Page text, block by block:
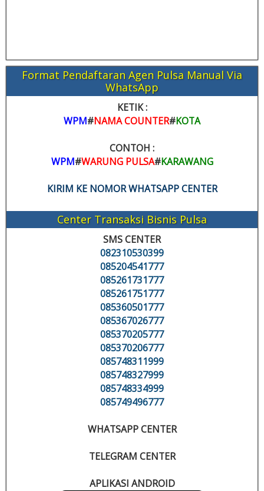
Format Pendaftaran Agen Pulsa Manual Via
WhatsApp
KETIK :
WPM#NAMA COUNTER#KOTA
CONTOH :
WPM#WARUNG PULSA#KARAWANG
KIRIM KE NOMOR WHATSAPP CENTER
Center Transaksi Bisnis Pulsa
SMS CENTER
082310530399
085204541777
085261731777
085261751777
085360501777
085367026777
085370205777
085370206777
085748311999
085748327999
085748334999
085749496777
WHATSAPP CENTER
TELEGRAM CENTER
APLIKASI ANDROID